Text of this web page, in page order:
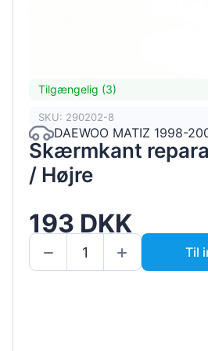
Tilgængelig (3)
SKU: 290202-8
DAEWOO MATIZ 1998-
Skærmkant
/ Højre
193 DKK
Til